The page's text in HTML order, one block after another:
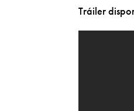
Tráiler